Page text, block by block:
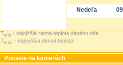
Nedeľa
Tmin - najnižšia ranná teplota daného dňa
Tmax - najvyššia denná teplota
Počasie na kamerách